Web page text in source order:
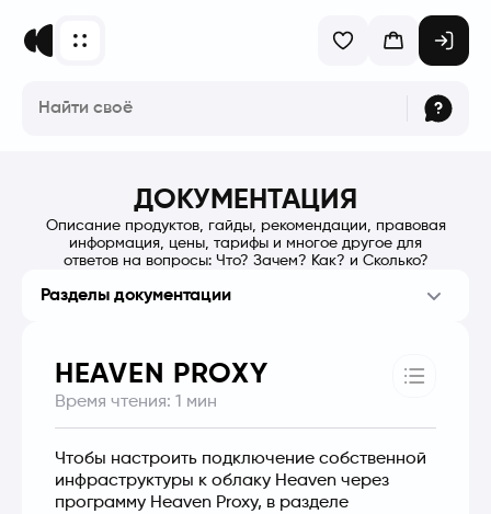
ДОКУМЕНТАЦИЯ
Описание продуктов, гайды, рекомендации, правовая
информация, цены, тарифы и многое другое для
ответов на вопросы: Что? Зачем? Как? и Сколько?
Разделы документации
HEAVEN PROXY
Время чтения: 1 мин
Чтобы настроить подключение собственной
инфраструктуры к облаку Heaven через